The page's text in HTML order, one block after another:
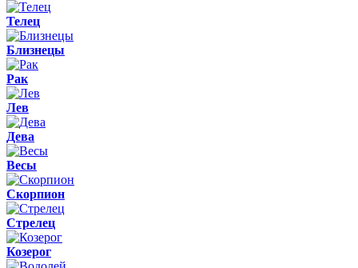
Телец
Близнецы
Рак
Лев
Дева
Весы
Скорпион
Стрелец
Козерог